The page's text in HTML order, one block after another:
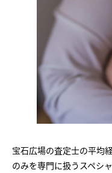
宝石広場の査定士の平均
のみを専門に扱うスペシ